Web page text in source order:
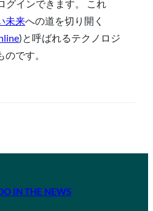
グインできます。 これ
未来への道を切り開く
)と呼ばれるテクノロジ
です。
IN THE NEWS